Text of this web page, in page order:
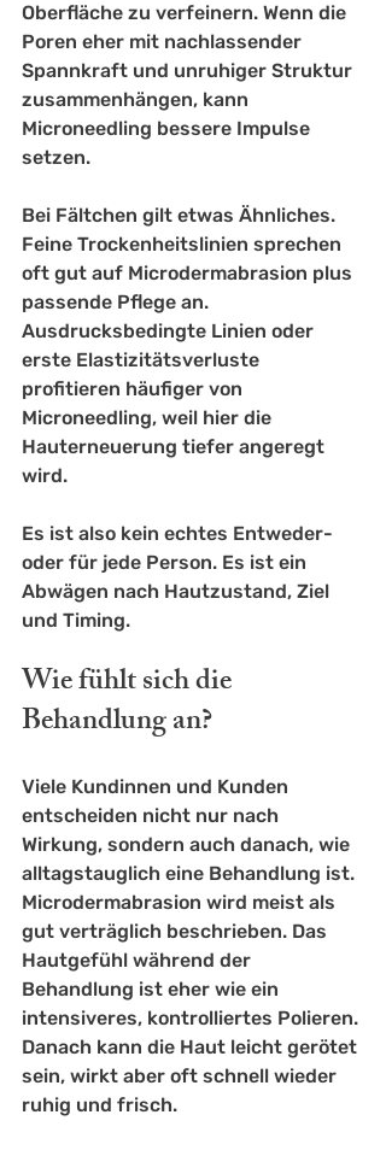
Oberfläche zu verfeinern. Wenn die
Poren eher mit nachlassender
Spannkraft und unruhiger Struktur
zusammenhängen, kann
Microneedling bessere Impulse
setzen.
Bei Fältchen gilt etwas Ähnliches.
Feine Trockenheitslinien sprechen
oft gut auf Microdermabrasion plus
passende Pflege an.
Ausdrucksbedingte Linien oder
erste Elastizitätsverluste
profitieren häufiger von
Microneedling, weil hier die
Hauterneuerung tiefer angeregt
wird.
Es ist also kein echtes Entweder-
oder für jede Person. Es ist ein
Abwägen nach Hautzustand, Ziel
und Timing.
Wie fühlt sich die
Behandlung an?
Viele Kundinnen und Kunden
entscheiden nicht nur nach
Wirkung, sondern auch danach, wie
alltagstauglich eine Behandlung ist.
Microdermabrasion wird meist als
gut verträglich beschrieben. Das
Hautgefühl während der
Behandlung ist eher wie ein
intensiveres, kontrolliertes Polieren.
Danach kann die Haut leicht gerötet
sein, wirkt aber oft schnell wieder
ruhig und frisch.